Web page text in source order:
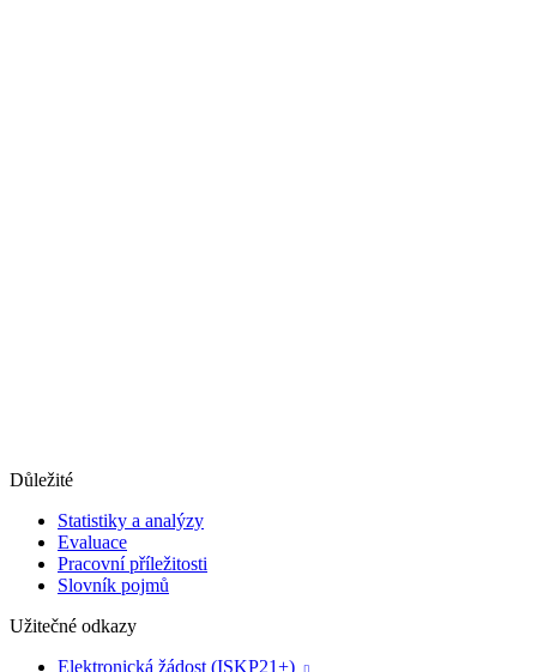
Důležité
Statistiky a analýzy
Evaluace
Pracovní příležitosti
Slovník pojmů
Užitečné odkazy
Elektronická žádost (ISKP21+)